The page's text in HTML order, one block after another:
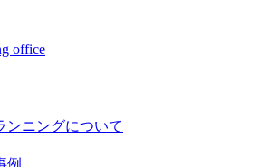
ンニングについて